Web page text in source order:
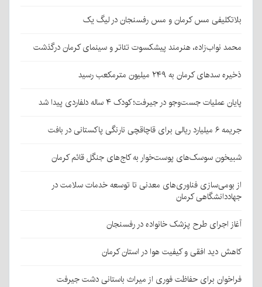
بلاتکلیفی مس کرمان و مس رفسنجان در لیگ یک
محمد نواب‌زاده، هنرمند پیشکسوت تئاتر و سینمای کرمان درگذشت
ذخیره سدهای کرمان به ۲۴۹ میلیون مترمکعب رسید
پایان عملیات جست‌وجو در جیرفت؛ کودک ۴ ساله دلفاردی پیدا شد
جریمه ۶ میلیارد ریالی برای قاچاقچی نارنگی پاکستانی در بافت
شبیخون سوسک‌های پوست‌خوار به کاج‌های جنگل قائم کرمان
از بومی‌سازی فناوری‌های معدنی تا توسعه خدمات سلامت در
جهاددانشگاهی کرمان
آغاز اجرای طرح پزشک خانواده در رفسنجان
کاهش دید افقی و کیفیت هوا در استان کرمان
فراخوان برای حفاظت فوری از میراث باستانی دشت جیرفت